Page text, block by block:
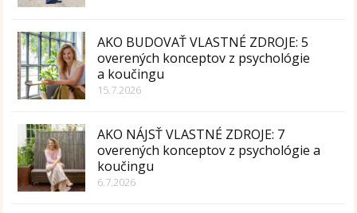
AKO BUDOVAŤ VLASTNÉ ZDROJE: 5
overených konceptov z psychológie
a koučingu
15.7.2026
AKO NÁJSŤ VLASTNÉ ZDROJE: 7
overených konceptov z psychológie a
koučingu
6.7.2026